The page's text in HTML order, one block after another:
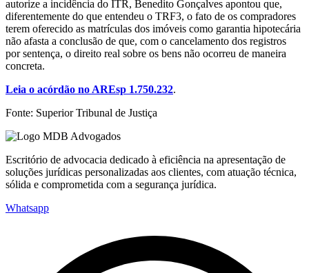
autorize a incidência do ITR, Benedito Gonçalves apontou que,
diferentemente do que entendeu o TRF3, o fato de os compradores
terem oferecido as matrículas dos imóveis como garantia hipotecária
não afasta a conclusão de que, com o cancelamento dos registros
por sentença, o direito real sobre os bens não ocorreu de maneira
concreta.
Leia o acórdão no AREsp 1.750.232.
Fonte: Superior Tribunal de Justiça
Escritório de advocacia dedicado à eficiência na apresentação de
soluções jurídicas personalizadas aos clientes, com atuação técnica,
sólida e comprometida com a segurança jurídica.
Whatsapp